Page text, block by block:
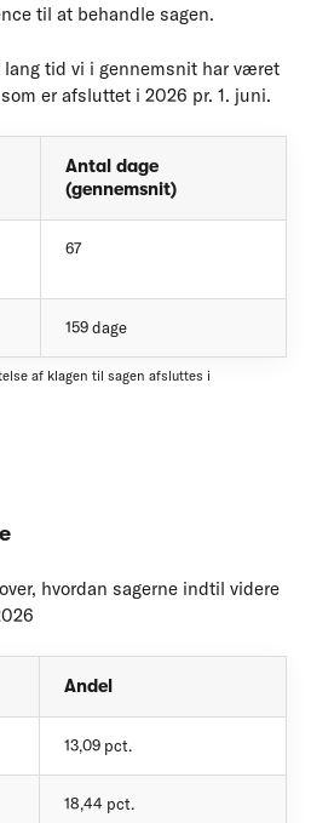
til at behandle sagen.
lang tid vi i gennemsnit har været
er afsluttet i 2026 pr. 1. juni.
Antal dage
(gennemsnit)
67
159 dage
af klagen til sagen afsluttes i
hvordan sagerne indtil videre
Andel
13,09 pct.
18,44 pct.